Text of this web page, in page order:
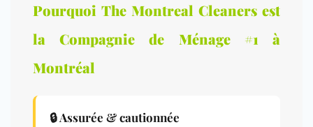
Pourquoi The Montreal Cleaners est
la Compagnie de Ménage #1 à
Montréal
🔒 Assurée & cautionnée